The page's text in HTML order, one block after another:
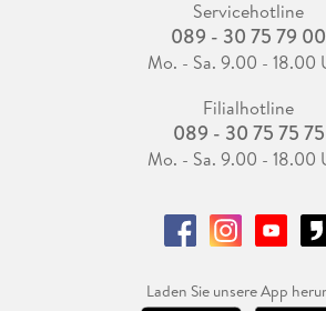
Servicehotline
089 - 30 75 79 00
Mo. - Sa. 9.00 - 18.00
Filialhotline
089 - 30 75 75 75
Mo. - Sa. 9.00 - 18.00
Laden Sie unsere App